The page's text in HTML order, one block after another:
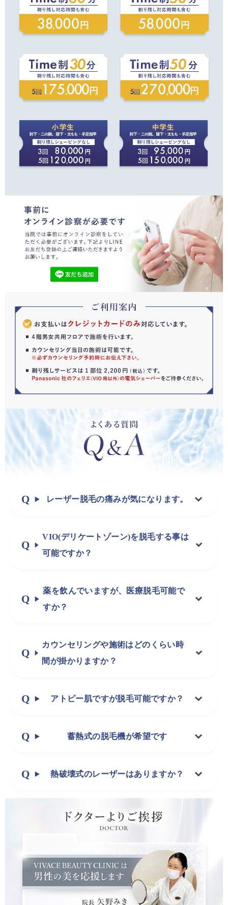
レーザー脱毛の痛みが気になります。
VIO(デリケートゾーン)を脱毛する事は
可能ですか？
薬を飲んでいますが、医療脱毛可能で
すか？
カウンセリングや施術はどのくらい時
間が掛かりますか？
アトピー肌ですが脱毛可能ですか？
蓄熱式の脱毛機が希望です
熱破壊式のレーザーはありますか？